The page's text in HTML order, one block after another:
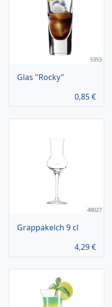
5353
Glas "Rocky"
0,85€
48027
Grappakelch 9 cl
4,29€